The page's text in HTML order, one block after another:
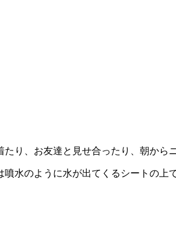
り、お友達と見せ合ったり、朝から
噴水のように水が出てくるシートの